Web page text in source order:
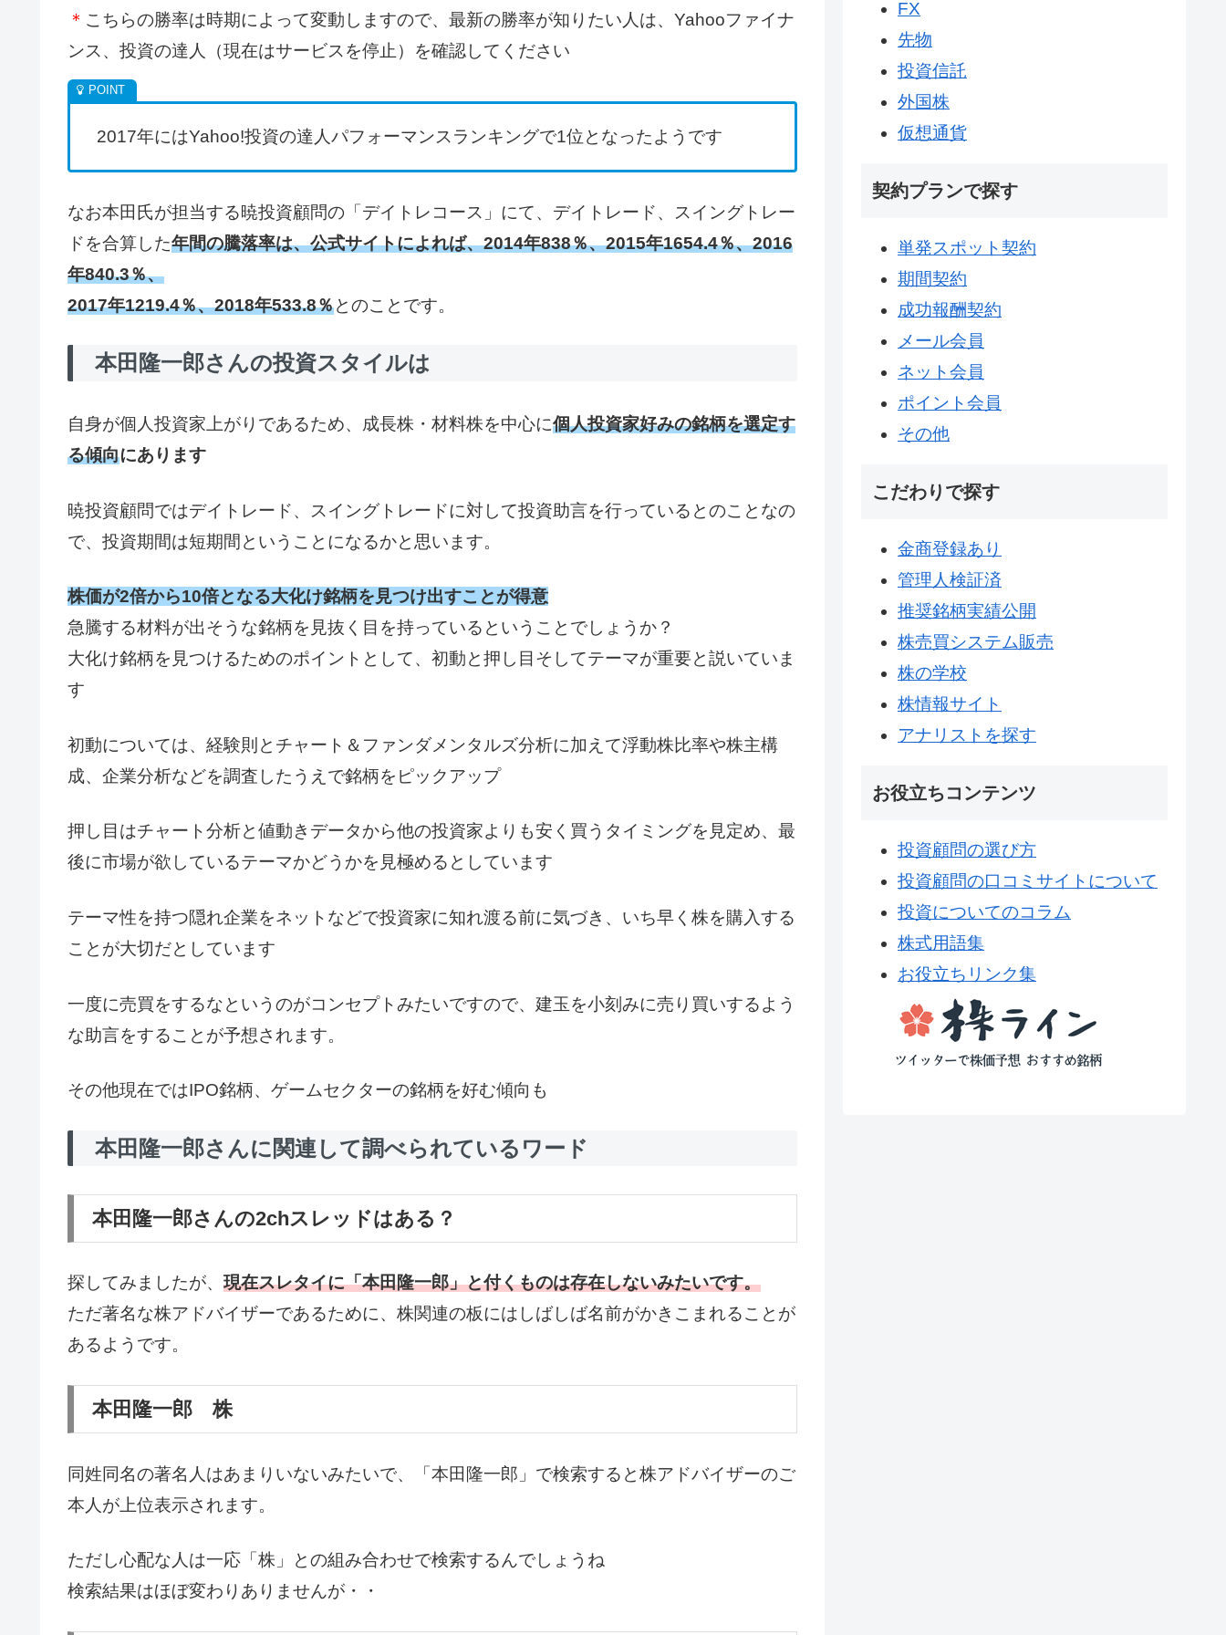
＊ こちらの勝率は時期によって変動しますので、最新の勝率が知りたい人は、Yahooファイナ
ンス、投資の達人（現在はサービスを停止）を確認してください
2017年にはYahoo!投資の達人パフォーマンスランキングで1位となったようです
なお本田氏が担当する暁投資顧問の「デイトレコース」にて、デイトレード、スイングトレー
ドを合算した年間の騰落率は、公式サイトによれば、2014年838％、2015年1654.4％、2016
年840.3％、
2017年1219.4％、2018年533.8％とのことです。
本田隆一郎さんの投資スタイルは
自身が個人投資家上がりであるため、成長株・材料株を中心に個人投資家好みの銘柄を選定す
る傾向にあります
暁投資顧問ではデイトレード、スイングトレードに対して投資助言を行っているとのことなの
で、投資期間は短期間ということになるかと思います。
株価が2倍から10倍となる大化け銘柄を見つけ出すことが得意
急騰する材料が出そうな銘柄を見抜く目を持っているということでしょうか？
大化け銘柄を見つけるためのポイントとして、初動と押し目そしてテーマが重要と説いていま
す
初動については、経験則とチャート＆ファンダメンタルズ分析に加えて浮動株比率や株主構
成、企業分析などを調査したうえで銘柄をピックアップ
押し目はチャート分析と値動きデータから他の投資家よりも安く買うタイミングを見定め、最
後に市場が欲しているテーマかどうかを見極めるとしています
テーマ性を持つ隠れ企業をネットなどで投資家に知れ渡る前に気づき、いち早く株を購入する
ことが大切だとしています
一度に売買をするなというのがコンセプトみたいですので、建玉を小刻みに売り買いするよう
な助言をすることが予想されます。
その他現在ではIPO銘柄、ゲームセクターの銘柄を好む傾向も
本田隆一郎さんに関連して調べられているワード
本田隆一郎さんの2chスレッドはある？
探してみましたが、 現在スレタイに「本田隆一郎」と付くものは存在しないみたいです。
ただ著名な株アドバイザーであるために、株関連の板にはしばしば名前がかきこまれることが
あるようです。
本田隆一郎 株
同姓同名の著名人はあまりいないみたいで、「本田隆一郎」で検索すると株アドバイザーのご
本人が上位表示されます。
ただし心配な人は一応「株」との組み合わせで検索するんでしょうね
検索結果はほぼ変わりありませんが・・
FX
先物
投資信託
外国株
仮想通貨
契約プランで探す
単発スポット契約
期間契約
成功報酬契約
メール会員
ネット会員
ポイント会員
その他
こだわりで探す
金商登録あり
管理人検証済
推奨銘柄実績公開
株売買システム販売
株の学校
株情報サイト
アナリストを探す
お役立ちコンテンツ
投資顧問の選び方
投資顧問の口コミサイトについて
投資についてのコラム
株式用語集
お役立ちリンク集